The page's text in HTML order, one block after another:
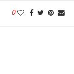
0